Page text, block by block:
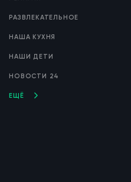
РАЗВЛЕКАТЕЛЬНОЕ
НАША КУХНЯ
НАШИ ДЕТИ
НОВОСТИ 24
ЕЩЁ